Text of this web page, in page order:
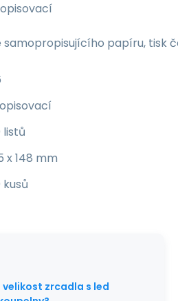
samopropisujícího papíru, tisk
listů
x 148 mm
kusů
zrcadla s led